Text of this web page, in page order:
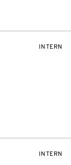
INTERN
INTERN